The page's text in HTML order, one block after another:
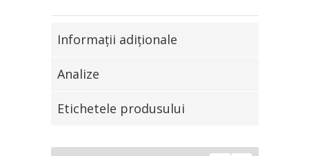
Informaţii adiţionale
Analize
Etichetele produsului